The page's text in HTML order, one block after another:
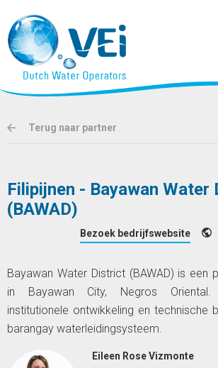
Terug naar partner
Filipijnen - Bayawan
(BAWAD)
Bezoek bedrijfswebsite
Bayawan Water District (BAWAD) is een
in Bayawan City, Negros Oriental.
institutionele ontwikkeling en technische
barangay waterleidingsysteem.
Eileen Rose Vizmonte